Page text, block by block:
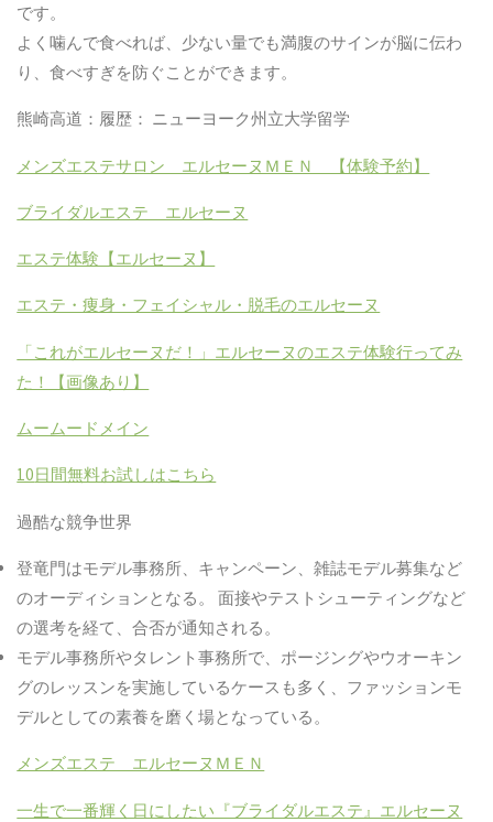
です。
よく噛んで食べれば、少ない量でも満腹のサインが脳に伝わ
り、食べすぎを防ぐことができます。
熊崎高道：履歴： ニューヨーク州立大学留学
メンズエステサロン エルセーヌＭＥＮ 【体験予約】
ブライダルエステ エルセーヌ
エステ体験【エルセーヌ】
エステ・痩身・フェイシャル・脱毛のエルセーヌ
「これがエルセーヌだ！」エルセーヌのエステ体験行ってみ
た！【画像あり】
ムームードメイン
10日間無料お試しはこちら
過酷な競争世界
登竜門はモデル事務所、キャンペーン、雑誌モデル募集など
のオーディションと なる。
面接やテストシューティングなど
の選考を経て、合否が通知される。
モデル事務所やタレント事務所で、ポージングやウオーキン
グのレッスンを実施しているケースも多く、 ファッションモ
デルとしての素養を磨く場となっている。
メンズエステ エルセーヌＭＥＮ
一生で一番輝く日にしたい『ブライダルエステ』エルセーヌ